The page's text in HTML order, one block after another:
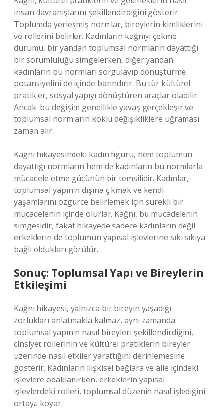
insan davranışlarını şekillendirdiğini gösterir.
Toplumda yerleşmiş normlar, bireylerin kimliklerini
ve rollerini belirler. Kadınların kağnıyı çekme
durumu, bir yandan toplumsal normların dayattığı
bir sorumluluğu simgelerken, diğer yandan
kadınların bu normları sorgulayıp dönüştürme
potansiyelini de içinde barındırır. Bu tür kültürel
pratikler, sosyal yapıyı dönüştüren araçlar olabilir.
Ancak, bu değişim genellikle yavaş gerçekleşir ve
toplumsal normların köklü değişikliklere uğraması
zaman alır.
Kağnı hikayesindeki kadın figürü, hem toplumun
dayattığı normların hem de kadınların bu normlarla
mücadele etme gücünün bir temsilidir. Kadınlar,
toplumsal yapının dışına çıkmak ve kendi
yaşamlarını özgürce belirlemek için sürekli bir
mücadelenin içinde olurlar. Kağnı, bu mücadelenin
simgesidir, fakat hikayede sadece kadınların değil,
erkeklerin de toplumun yapısal işlevlerine sıkı sıkıya
bağlı oldukları görülür.
Sonuç: Toplumsal Yapı ve Bireylerin
Etkileşimi
Kağnı hikayesi, yalnızca bir bireyin yaşadığı
zorlukları anlatmakla kalmaz, aynı zamanda
toplumsal yapının nasıl bireyleri şekillendirdiğini,
cinsiyet rollerinin ve kültürel pratiklerin bireyler
üzerinde nasıl etkiler yarattığını derinlemesine
gösterir. Kadınların ilişkisel bağlara ve aile içindeki
işlevlere odaklanırken, erkeklerin yapısal
işlevlerdeki rolleri, toplumsal düzenin nasıl işlediğini
ortaya koyar.